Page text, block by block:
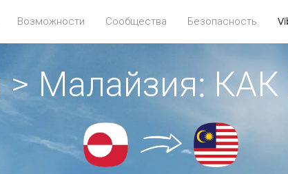
Возможности Сообщества Безопасность
> Малайзия: